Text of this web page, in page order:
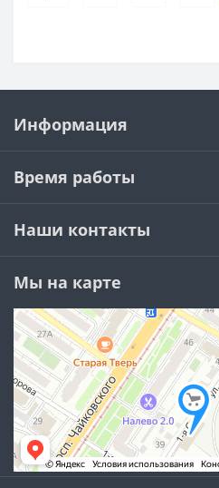
Информация
Время работы
Наши контакты
Мы на карте